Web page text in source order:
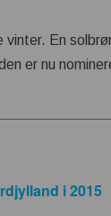
En
er nu
i 2015